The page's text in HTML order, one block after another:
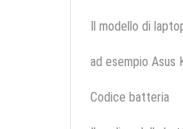
Il modello di
ad esempio Asus
Codice batteria